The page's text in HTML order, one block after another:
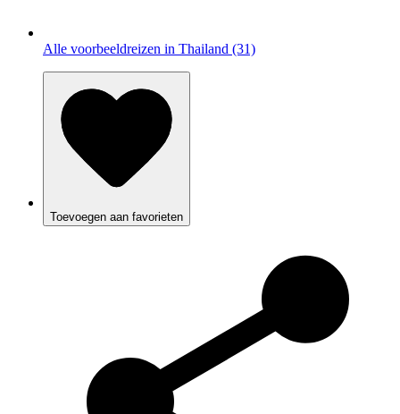
Alle voorbeeldreizen in Thailand (31)
Toevoegen aan favorieten